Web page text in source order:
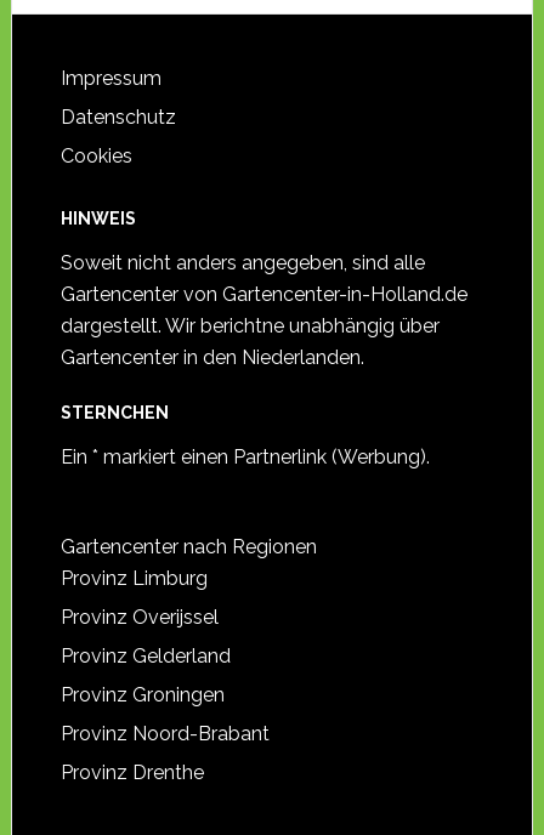
Impressum
Datenschutz
Cookies
HINWEIS
Soweit nicht anders angegeben, sind alle
Gartencenter von Gartencenter-in-Holland.de
dargestellt. Wir berichtne unabhängig über
Gartencenter in den Niederlanden.
STERNCHEN
Ein * markiert einen Partnerlink (Werbung).
Gartencenter nach Regionen
Provinz Limburg
Provinz Overijssel
Provinz Gelderland
Provinz Groningen
Provinz Noord-Brabant
Provinz Drenthe